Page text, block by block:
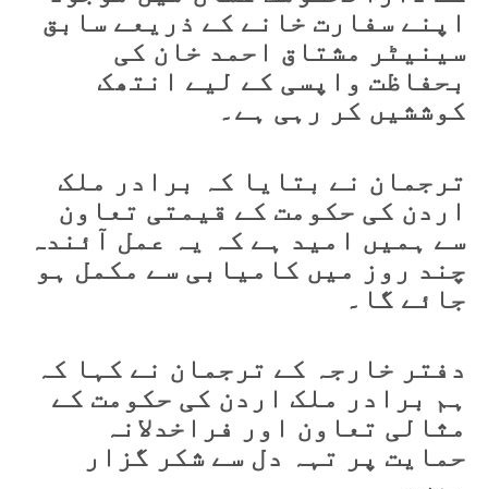
اپنے سفارت خانے کے ذریعے سابق
سینیٹر مشتاق احمد خان کی
بحفاظت واپسی کے لیے انتھک
کوششیں کر رہی ہے۔
ترجمان نے بتایا کہ برادر ملک
اردن کی حکومت کے قیمتی تعاون
سے ہمیں امید ہے کہ یہ عمل آئندہ
چند روز میں کامیابی سے مکمل ہو
جائے گا۔
دفتر خارجہ کے ترجمان نے کہا کہ
ہم برادر ملک اردن کی حکومت کے
مثالی تعاون اور فراخدلانہ
حمایت پر تہہ دل سے شکر گزار